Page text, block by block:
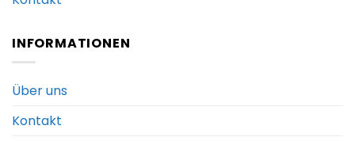
INFORMATIONEN
Über uns
Kontakt